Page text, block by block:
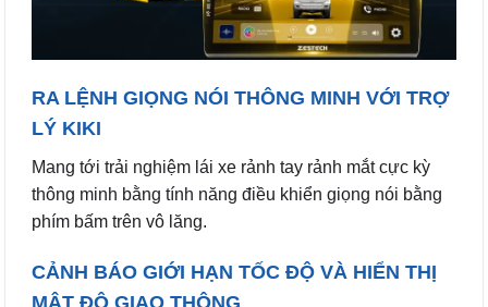
RA LỆNH GIỌNG NÓI THÔNG MINH VỚI TRỢ
LÝ KIKI
Mang tới trải nghiệm lái xe rảnh tay rảnh mắt cực kỳ
thông minh bằng tính năng điều khiển giọng nói bằng
phím bấm trên vô lăng.
CẢNH BÁO GIỚI HẠN TỐC ĐỘ VÀ HIỂN THỊ